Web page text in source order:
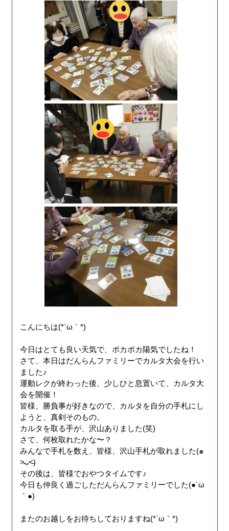
こんにちは(*´ω｀*)
今日はとても良い天気で、ポカポカ陽気でしたね！
さて、本日はだんらんファミリーでカルタ大会を行い
ました♪
運動レクが終わった後、少しひと息置いて、カルタ大
会を開催！
皆様、勝負事が好きなので、カルタを自分の手札にし
ようと、真剣そのもの。
カルタを取る手が、沢山ありました(笑)
さて、何枚取れたかな〜？
みんなで手札を数え、皆様、沢山手札が取れました(๑
˃̵ᴗ˂̵)
その後は、皆様でおやつタイムです♪
今日も仲良く過ごしただんらんファミリーでした(●´ω
｀●)
またのお越しをお待ちしておりますね(*´ω｀*)